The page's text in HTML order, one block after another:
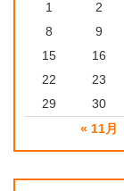
« 11月
1 2
8
9
15
16
22
23
29
30